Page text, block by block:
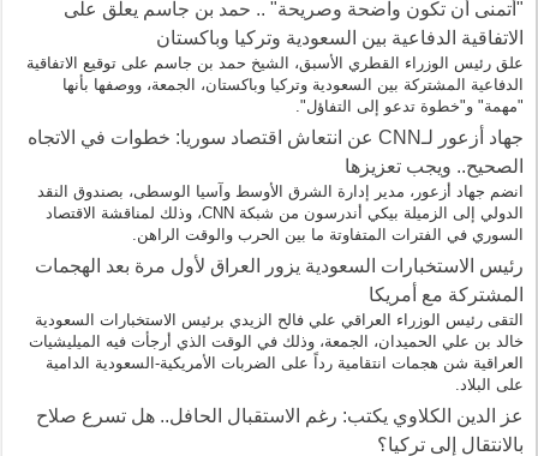
"أتمنى أن تكون واضحة وصريحة" .. حمد بن جاسم يعلق على
الاتفاقية الدفاعية بين السعودية وتركيا وباكستان
علق رئيس الوزراء القطري الأسبق، الشيخ حمد بن جاسم على توقيع الاتفاقية
الدفاعية المشتركة بين السعودية وتركيا وباكستان، الجمعة، ووصفها بأنها
"مهمة" و"خطوة تدعو إلى التفاؤل".
جهاد أزعور لـCNN عن انتعاش اقتصاد سوريا: خطوات في الاتجاه
الصحيح.. ويجب تعزيزها
انضم جهاد أزعور، مدير إدارة الشرق الأوسط وآسيا الوسطى، بصندوق النقد
الدولي إلى الزميلة بيكي أندرسون من شبكة CNN، وذلك لمناقشة الاقتصاد
السوري في الفترات المتفاوتة ما بين الحرب والوقت الراهن.
رئيس الاستخبارات السعودية يزور العراق لأول مرة بعد الهجمات
المشتركة مع أمريكا
التقى رئيس الوزراء العراقي علي فالح الزيدي برئيس الاستخبارات السعودية
خالد بن علي الحميدان، الجمعة، وذلك في الوقت الذي أرجأت فيه الميليشيات
العراقية شن هجمات انتقامية رداً على الضربات الأمريكية-السعودية الدامية
على البلاد.
عز الدين الكلاوي يكتب: رغم الاستقبال الحافل.. هل تسرع صلاح
بالانتقال إلى تركيا؟